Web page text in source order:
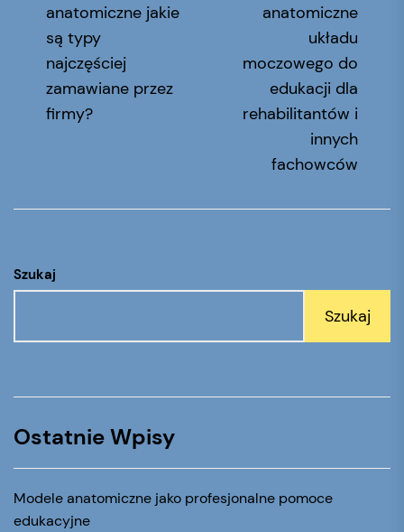
wpisu
post:anatomiczne jakie
są typy
najczęściej
zamawiane przez
firmy?
anatomiczne
układu
moczowego do
edukacji dla
rehabilitantów i
innych
fachowców
Szukaj
Szukaj
Ostatnie Wpisy
Modele anatomiczne jako profesjonalne pomoce
edukacyjne